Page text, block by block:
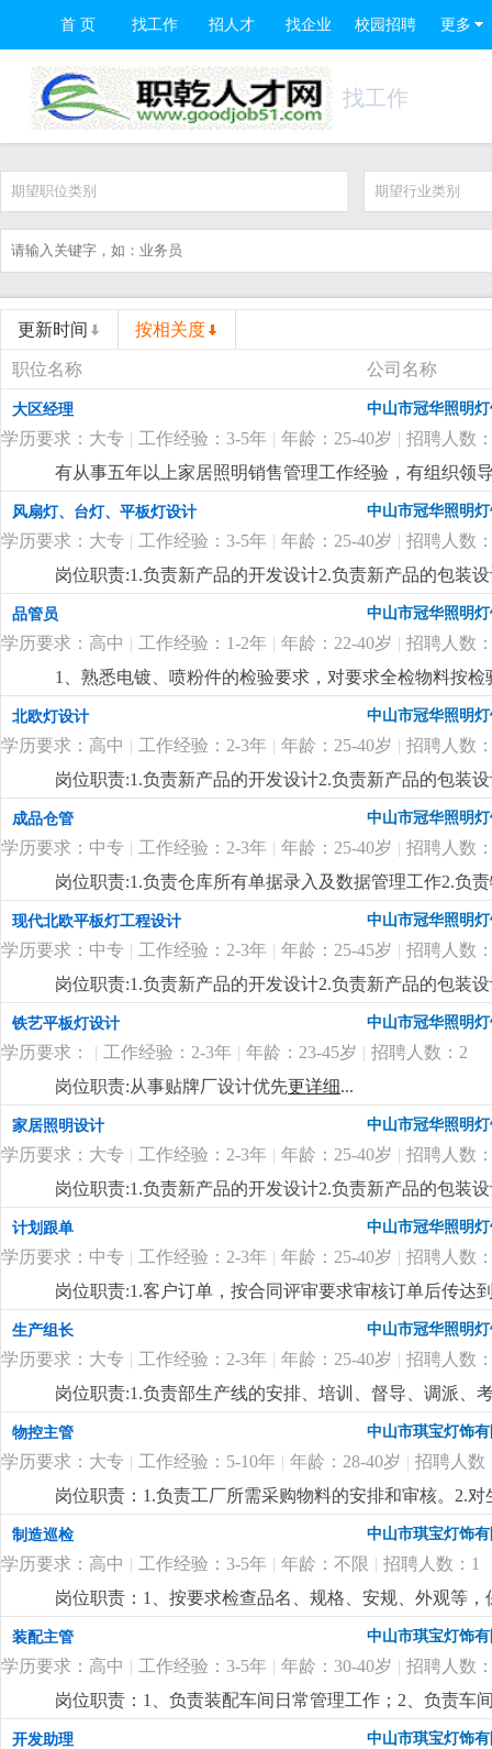
首 页 找工作 招人才 找企业 校园招聘 更多
找工作
期望职位类别 期望行业类别
更新时间 按相关度
职位名称 公司名称
大区经理 中山市冠华照明
学历要求：大专 | 工作经验：3-5年 | 年龄：25-40岁 | 招聘人数
有从事五年以上家居照明销售管理工作经验，有组织领
排，熟悉当地市场。更详细...
风扇灯、台灯、平板灯设计 中山市冠华照明
学历要求：大专 | 工作经验：3-5年 | 年龄：25-40岁 | 招聘人数
岗位职责:1.负责新产品的开发设计2.负责新产品的包装
制定新产品的工艺流程岗位要求:1.大专以上学历，产品
功底3.有二年灯饰行业灯饰产品设计工作经验4.有欧、
品管员 中山市冠华照明
学历要求：高中 | 工作经验：1-2年 | 年龄：22-40岁 | 招聘人数
1、熟悉电镀、喷粉件的检验要求，对要求全检物料按
良品贴不合格标通知仓库退供应商。 3、能看懂产品结
4、对所检验的产品能及时按公司要求填写检验报告，
北欧灯设计 中山市冠华照明
学历要求：高中 | 工作经验：2-3年 | 年龄：25-40岁 | 招聘人数
岗位职责:1.负责新产品的开发设计2.负责新产品的包装
制定新产品的工艺流程岗位要求:1.高中以上学历，产品
功底3.有二年灯饰行业灯饰产品设计工作经验4.有北欧
七八（余先生）更详细...
成品仓管 中山市冠华照明
学历要求：中专 | 工作经验：2-3年 | 年龄：25-40岁 | 招聘人数
岗位职责:1.负责仓库所有单据录入及数据管理工作2.负
上学历，25-40岁2.对数据敏感，有责任心3.一年以上仓
现代北欧平板灯工程设计 中山市冠华照明
学历要求：中专 | 工作经验：2-3年 | 年龄：25-45岁 | 招聘人数
岗位职责:1.负责新产品的开发设计2.负责新产品的包装
制定新产品的工艺流程岗位要求:1.中专以上学历，产品
功底3.有二年灯饰行业灯饰产品设计工作经验4.有欧、
铁艺平板灯设计 中山市冠华照明
学历要求： | 工作经验：2-3年 | 年龄：23-45岁 | 招聘人数：2
岗位职责:从事贴牌厂设计优先更详细...
家居照明设计 中山市冠华照明
学历要求：大专 | 工作经验：2-3年 | 年龄：25-40岁 | 招聘人数
岗位职责:1.负责新产品的开发设计2.负责新产品的包装
制定新产品的工艺流程岗位要求:1.大专以上学历，产品
功底3.有二年灯饰行业灯饰产品设计工作经验4.有欧、
计划跟单 中山市冠华照明
学历要求：中专 | 工作经验：2-3年 | 年龄：25-40岁 | 招聘人数
岗位职责:1.客户订单，按合同评审要求审核订单后传达
2.根据生产部反馈信息掌握生产进度及欠料、品质问题
安排生产，跟踪样品进度及客户确认结果。安排送样、
知相关部门5.客户资信、客户订单、文件分发的整理和
记、初步处理、信息传递及处理结果跟踪7.经常与客户
wod等办公软件；。自制成品输入、输出月结及成品电
顾客满意度测量程序对客户满意度进行调查及汇总分析
守则外，心须遵守公司制定的工作守则，有违反守则的
优先考虑2.有较好的沟通表达能力及服务意识，具有两
责任心，办事严谨4.熟练电脑操作及office办公软件，具
以及语言表达能力
生产组长 中山市冠华照明
学历要求：大专 | 工作经验：2-3年 | 年龄：25-40岁 | 招聘人数
岗位职责:1.负责部生产线的安排、培训、督导、调派、
掌握属员之心态与动向，及时反映属员之情况，并研拟
融入公司文化、热爱公司、热爱本行业、为公司创造效
生产任务、生产顺序及完成期限，产前说明并严格执行
况，调控好生产序次与进度，带领团队按时、保质、保
施且督导实施，确定指标产量并贯彻达成 4.负责安排人
中之自我品质控制及物料损耗有效管制之督导 6.负责品
执行，上报处理异常 8.负责安排人员执行不良品、不合
之编制、审核、分析与呈报10.负责作业现场6s工作及
要求:1.1年以上生产现场管理工作经验,有电子产品生产
量控制及生产效率提升4.生产现场''6s‘管理更详细...
物控主管 中山市琪宝灯饰
学历要求：大专 | 工作经验：5-10年 | 年龄：28-40岁 | 招聘人数
岗位职责：1.负责工厂所需采购物料的安排和审核。2.
了解。4.负责采购员、计划员和车辆的管理。5.监督车
历，电脑精通；2.5年以上非标工程灯饰企业计划管理
控制能力，有较强的管理、组织、协调、沟通能力；4.
制造巡检 中山市琪宝灯饰
学历要求：高中 | 工作经验：3-5年 | 年龄：不限 | 招聘人数：1
岗位职责：1、按要求检查品名、规格、安规、外观等
悉酒店工程灯饰结构、安规要求，整体效果，表面加工
装配主管 中山市琪宝灯饰
学历要求：高中 | 工作经验：3-5年 | 年龄：30-40岁 | 招聘人数
岗位职责：1、负责装配车间日常管理工作；2、负责车
经验；2、熟悉灯饰（工程灯、非标灯饰）装配流程优先
开发助理 中山市琪宝灯饰